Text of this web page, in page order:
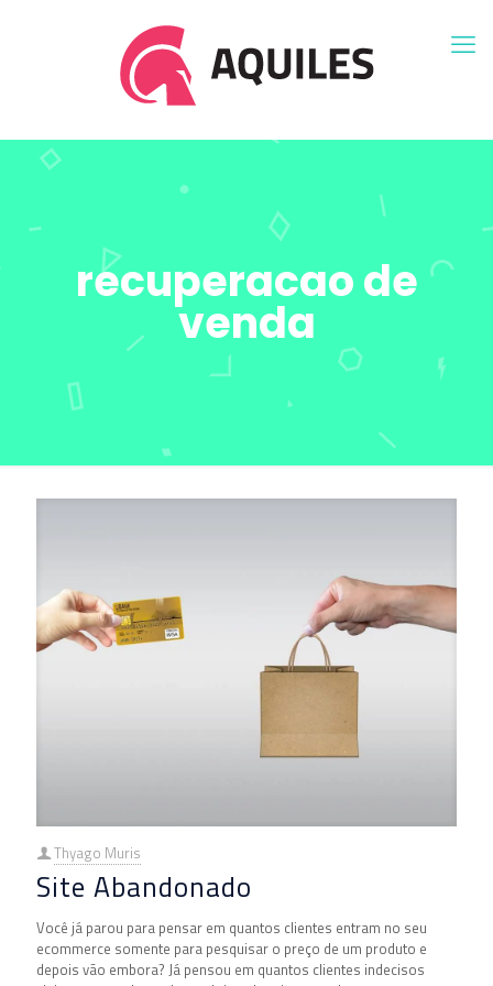
recuperacao de
venda
Thyago Muris
Site Abandonado
Você já parou para pensar em quantos clientes entram no seu
ecommerce somente para pesquisar o preço de um produto e
depois vão embora? Já pensou em quantos clientes indecisos